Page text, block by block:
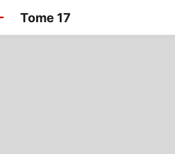
Tome 17